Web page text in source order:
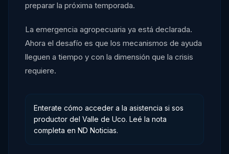
preparar la próxima temporada.
La emergencia agropecuaria ya está declarada.
Ahora el desafío es que los mecanismos de ayuda
lleguen a tiempo y con la dimensión que la crisis
requiere.
Enterate cómo acceder a la asistencia si sos
productor del Valle de Uco. Leé la nota
completa en ND Noticias.